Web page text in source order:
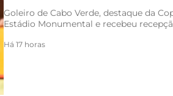
Goleiro de Cabo Verde, destaque da
Estádio Monumental e recebeu
Há 17 horas